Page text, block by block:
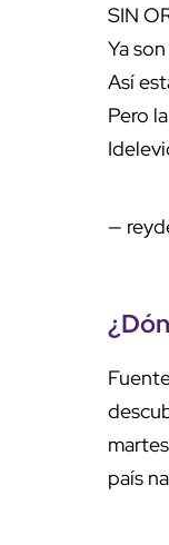
SIN
Ya
Así
Pero la
—
país